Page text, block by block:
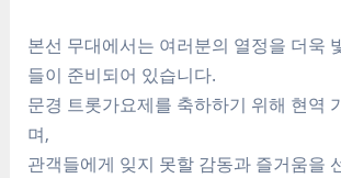
본선 무대에서는 여러분의 열정을 더욱
들이 준비되어 있습니다.
문경 트롯가요제를 축하하기 위해 현역
며,
관객들에게 잊지 못할 감동과 즐거움을